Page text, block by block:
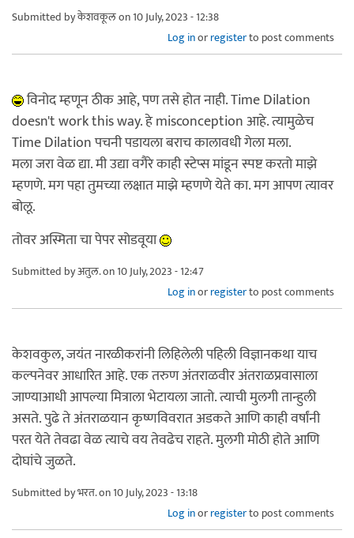
Submitted byकेशवकूलon 10 July, 2023 - 12:38
Log inorregisterto post comments
विनोद म्हणून ठीक आहे, पण तसे होत नाही. Time Dilation
doesn't work this way. हे misconception आहे. त्यामुळेच
Time Dilation पचनी पडायला बराच कालावधी गेला मला.
मला जरा वेळ द्या. मी उद्या वगैरे काही स्टेप्स मांडून स्पष्ट करतो माझे
म्हणणे. मग पहा तुमच्या लक्षात माझे म्हणणे येते का. मग आपण त्यावर
बोलू.
तोवर अस्मिता चा पेपर सोडवूया
Submitted byअतुल.on 10 July, 2023 - 12:47
Log inorregisterto post comments
केशवकुल, जयंत नारळीकरांनी लिहिलेली पहिली विज्ञानकथा याच
कल्पनेवर आधारित आहे. एक तरुण अंतराळवीर अंतराळप्रवासाला
जाण्याआधी आपल्या मित्राला भेटायला जातो. त्याची मुलगी तान्हुली
असते. पुढे ते अंतराळयान कृष्णविवरात अडकते आणि काही वर्षांनी
परत येते तेवढा वेळ त्याचे वय तेवढेच राहते. मुलगी मोठी होते आणि
दोघांचे जुळते.
Submitted byभरत.on 10 July, 2023 - 13:18
Log inorregisterto post comments